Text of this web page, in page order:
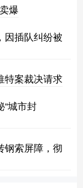
爆
因插队纠纷被
特案裁决请求
城市封
钢索屏障，彻